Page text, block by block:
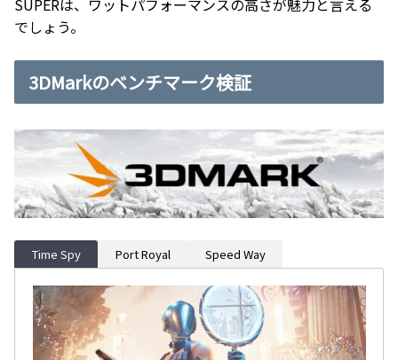
でしょう。
3DMarkのベンチマーク検証
Time Spy Port Royal Speed Way